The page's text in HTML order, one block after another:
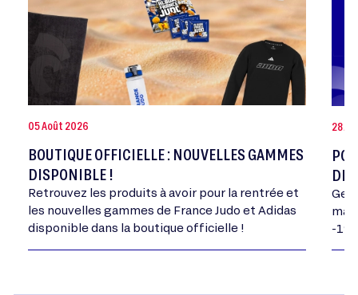
05 Août 2026
BOUTIQUE OFFICIELLE : NOUVELLES GAMMES
DISPONIBLE !
Retrouvez les produits à avoir pour la rentrée et
les nouvelles gammes de France Judo et Adidas
disponible dans la boutique officielle !
28
DE
-